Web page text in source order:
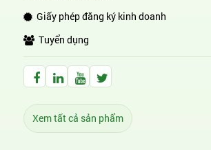
Giấy phép đăng ký kinh doanh
Tuyển dụng
Facebook Huỳnh Gia Alpha
LinkedIn Huỳnh Gia Alpha
YouTube Huỳnh Gia
Twitter Huỳnh Gia
Xem tất cả sản phẩm